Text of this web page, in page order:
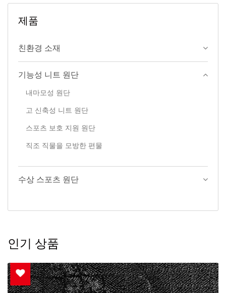
제품
친환경 소재
기능성 니트 원단
내마모성 원단
고 신축성 니트 원단
스포츠 보호 지원 원단
직조 직물을 모방한 편물
수상 스포츠 원단
인기 상품